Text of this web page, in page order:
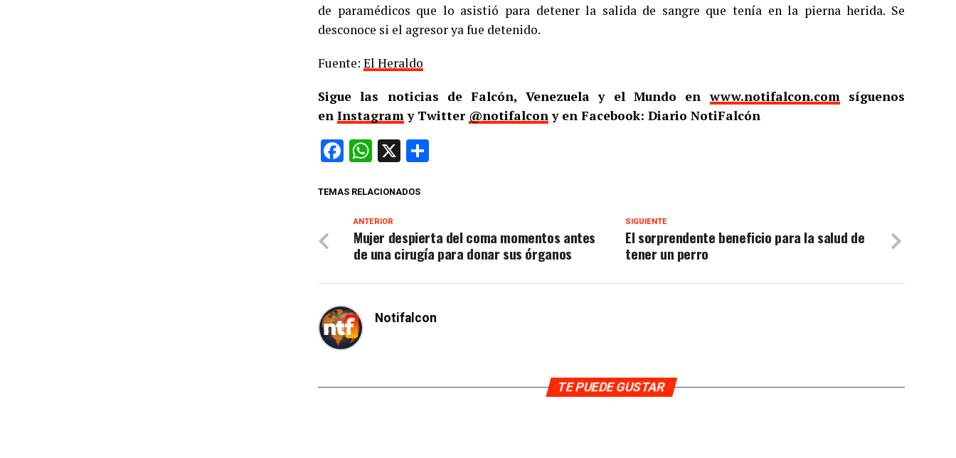
de paramédicos que lo asistió para detener la salida de sangre que tenía en la pierna herida. Se
desconoce si el agresor ya fue detenido.
Fuente: El Heraldo
Sigue las noticias de Falcón, Venezuela y el Mundo enwww.notifalcon.comsíguenos
en Instagramy Twitter @notifalcony en Facebook: Diario NotiFalcón
Facebook
WhatsApp
X
TEMAS RELACIONADOS
SIGUIENTE
El sorprendente beneficio para la salud de
tener un perro
ANTERIOR
Mujer despierta del coma momentos antes
de una cirugía para donar sus órganos
Notifalcon
TE PUEDE GUSTAR